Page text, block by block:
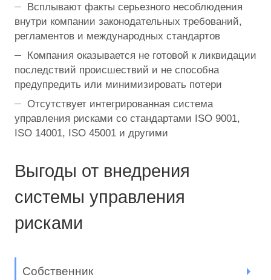
Всплывают факты серьезного несоблюдения
внутри компании законодательных требований,
регламентов и международных стандартов
Компания оказывается не готовой к ликвидации
последствий происшествий и не способна
предупредить или минимизировать потери
Отсутствует интегрированная система
управления рисками со стандартами ISO 9001,
ISO 14001, ISO 45001 и другими
Выгоды от внедрения
системы управления
рисками
Собственник